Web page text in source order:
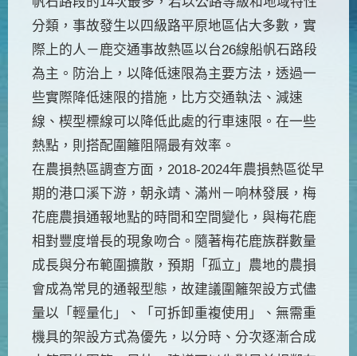
分類，事故發生以四級路平原地區佔大多數，實
際上的人－鹿交通事故熱區以台26線船帆石路段
為主。防治上，以降低速限為主要方法，透過一
些實際降低速限的措施，比方交通執法、減速
線、楔型標線可以降低此處的行車速限。在一些
熱點，則搭配圍籬阻隔最有效率。
在農損熱區調查方面，2018-2024年農損熱區從早
期的港口溪下游，朝永靖、滿州－响林發展，梅
花鹿農損通報地點的時間和空間變化，與梅花鹿
相對豐度增長的現象吻合。隨著梅花鹿族群數量
成長與分布範圍擴散，預期「孤立」農地的農損
會成為常見的通報型態，故建議圍籬架設方式儘
量以「輕量化」、「可拆卸重複使用」、無需重
機具的架設方式為優先，以分時、分次逐漸合成